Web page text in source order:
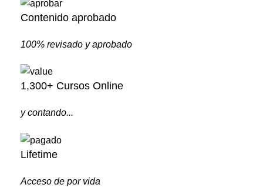
Contenido aprobado
100% revisado y aprobado
1,300+ Cursos Online
y contando...
Lifetime
Acceso de por vida